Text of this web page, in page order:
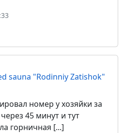
sauna "Rodinniy Zatishok"
номер у хозяйки за
45 минут и тут
горничная [...]